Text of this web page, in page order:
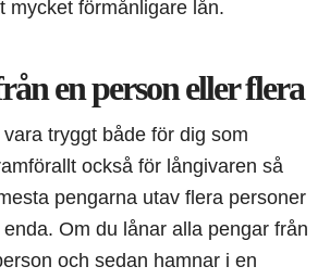
mycket förmånligare lån.
en person eller flera
tryggt både för dig som
också för långivaren så
pengarna utav flera personer
Om du lånar alla pengar från
och sedan hamnar i en